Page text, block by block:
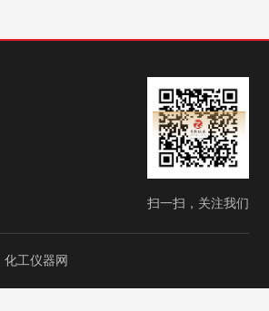
扫一扫，关注我们
化工仪器网